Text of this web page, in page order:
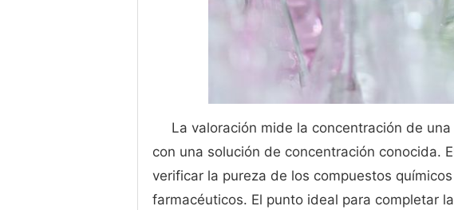
La valoración mide la concentración de
con una solución de concentración conocida.
verificar la pureza de los compuestos
farmacéuticos. El punto ideal para completar